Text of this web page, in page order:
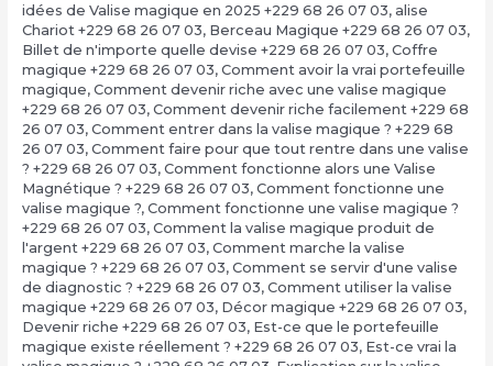
idées de Valise magique en 2025 +229 68 26 07 03, alise
Chariot +229 68 26 07 03, Berceau Magique +229 68 26 07 03,
Billet de n'importe quelle devise +229 68 26 07 03, Coffre
magique +229 68 26 07 03, Comment avoir la vrai portefeuille
magique, Comment devenir riche avec une valise magique
+229 68 26 07 03, Comment devenir riche facilement +229 68
26 07 03, Comment entrer dans la valise magique ? +229 68
26 07 03, Comment faire pour que tout rentre dans une valise
? +229 68 26 07 03, Comment fonctionne alors une Valise
Magnétique ? +229 68 26 07 03, Comment fonctionne une
valise magique ?, Comment fonctionne une valise magique ?
+229 68 26 07 03, Comment la valise magique produit de
l'argent +229 68 26 07 03, Comment marche la valise
magique ? +229 68 26 07 03, Comment se servir d'une valise
de diagnostic ? +229 68 26 07 03, Comment utiliser la valise
magique +229 68 26 07 03, Décor magique +229 68 26 07 03,
Devenir riche +229 68 26 07 03, Est-ce que le portefeuille
magique existe réellement ? +229 68 26 07 03, Est-ce vrai la